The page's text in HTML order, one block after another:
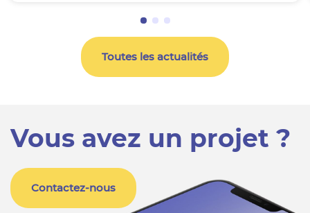
Toutes les actualités
Vous avez un projet ?
Contactez-nous